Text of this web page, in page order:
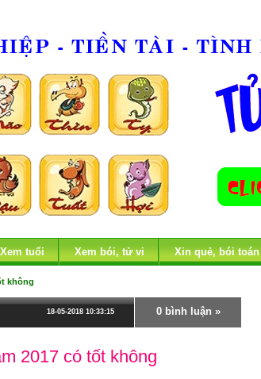
Xem tuổi Xem bói, tử vi Xin quẻ, bói toán
không
18-05-2018 10:33:15 0 bình luận »
2017 có tốt không